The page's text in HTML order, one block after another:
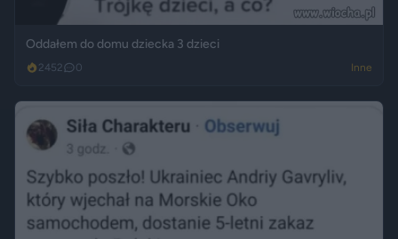
Oddałem do domu dziecka 3 dzieci
2452 0 Inne